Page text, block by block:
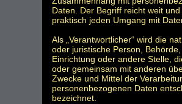
Daten. Der Begriff reicht weit
praktisch jeden Umgang mit
Als „Verantwortlicher“ wird die
oder juristische Person, Behörde,
Einrichtung oder andere Stelle,
oder gemeinsam mit anderen
Zwecke und Mittel der
personenbezogenen Daten
bezeichnet.